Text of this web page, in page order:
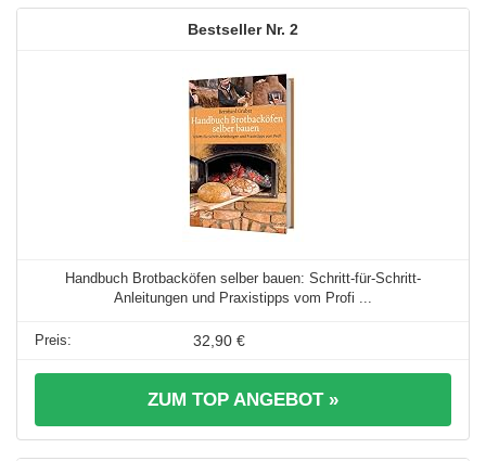
2
Handbuch Brotbacköfen selber bauen: Schritt-für-Schritt-
Anleitungen und Praxistipps vom Profi ...
32,90 €
ZUM TOP ANGEBOT »